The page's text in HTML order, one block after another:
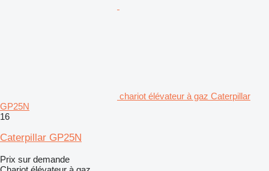
chariot élévateur à gaz Caterpillar
GP25N
16
Caterpillar GP25N
Prix sur demande